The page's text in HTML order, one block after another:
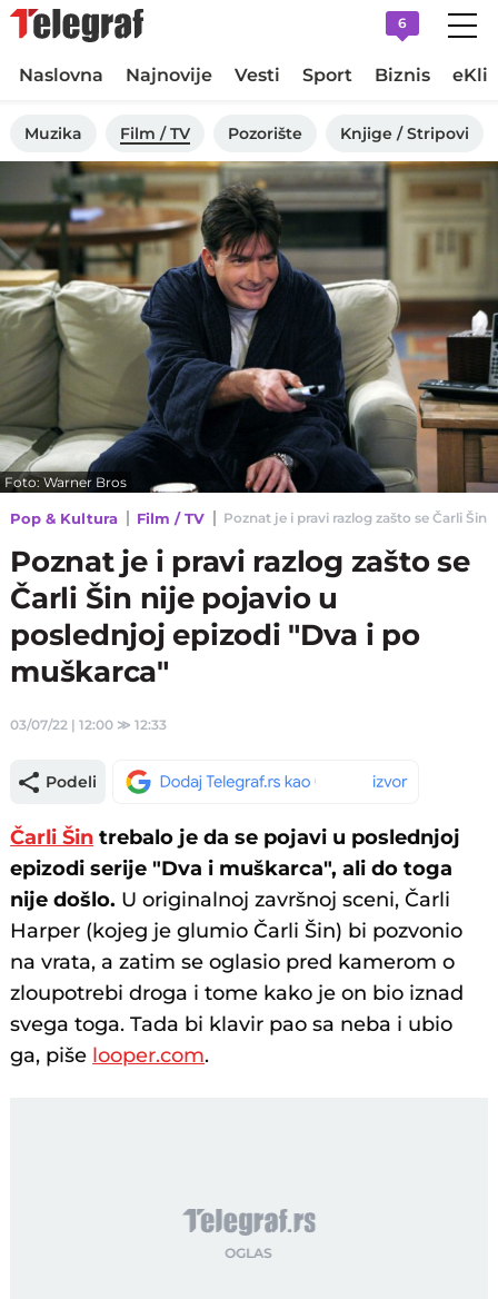
6
Naslovna Najnovije Vesti Sport Biznis
Muzika Film / TV Pozorište Knjige / Stripovi
Foto: Warner Bros
Pop & Kultura Film / TV Poznat je i pravi razlog zašto se Čarli
Poznat je i pravi razlog zašto se
Čarli Šin nije pojavio u
poslednjoj epizodi "Dva i po
muškarca"
03/07/22 | 12:00 ≫12:33
Podeli
Čarli Šin trebalo je da se pojavi u poslednjoj
epizodi serije "Dva i muškarca", ali do toga
nije došlo. U originalnoj završnoj sceni, Čarli
Harper (kojeg je glumio Čarli Šin) bi pozvonio
na vrata, a zatim se oglasio pred kamerom o
zloupotrebi droga i tome kako je on bio iznad
svega toga. Tada bi klavir pao sa neba i ubio
ga, piše looper.com.